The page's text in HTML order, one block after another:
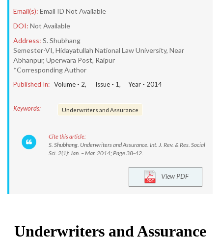
Email(s): Email ID Not Available
DOI: Not Available
Address: S. Shubhang
Semester-VI, Hidayatullah National Law University, Near
Abhanpur, Uperwara Post, Raipur
*Corresponding Author
Published In: Volume - 2, Issue - 1, Year - 2014
Keywords: Underwriters and Assurance
Cite this article:
S. Shubhang. Underwriters and Assurance. Int. J. Rev. & Res. Social
Sci. 2(1): Jan. – Mar. 2014; Page 38-42.
View PDF